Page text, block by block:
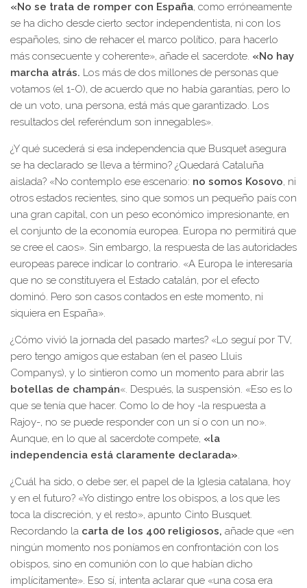
«No se trata de romper con España, como erróneamente
se ha dicho desde cierto sector independentista, ni con los
españoles, sino de rehacer el marco político, para hacerlo
más consecuente y coherente», añade el sacerdote. «No hay
marcha atrás. Los más de dos millones de personas que
votamos (el 1-O), de acuerdo que no había garantías, pero lo
de un voto, una persona, está más que garantizado. Los
resultados del referéndum son innegables».
¿Y qué sucederá si esa independencia que Busquet asegura
se ha declarado se lleva a término? ¿Quedará Cataluña
aislada? «No contemplo ese escenario: no somos Kosovo, ni
otros estados recientes, sino que somos un pequeño país con
una gran capital, con un peso económico impresionante, en
el conjunto de la economía europea. Europa no permitirá que
se cree el caos». Sin embargo, la respuesta de las autoridades
europeas parece indicar lo contrario. «A Europa le interesaría
que no se constituyera el Estado catalán, por el efecto
dominó. Pero son casos contados en este momento, ni
siquiera en España».
¿Cómo vivió la jornada del pasado martes? «Lo seguí por TV,
pero tengo amigos que estaban (en el paseo Lluis
Companys), y lo sintieron como un momento para abrir las
botellas de champán«. Después, la suspensión. «Eso es lo
que se tenía que hacer. Como lo de hoy -la respuesta a
Rajoy-, no se puede responder con un sí o con un no».
Aunque, en lo que al sacerdote compete, «la
independencia está claramente declarada».
¿Cuál ha sido, o debe ser, el papel de la Iglesia catalana, hoy
y en el futuro? «Yo distingo entre los obispos, a los que les
toca la discreción, y el resto», apunto Cinto Busquet.
Recordando la carta de los 400 religiosos, añade que «en
ningún momento nos poníamos en confrontación con los
obispos, sino en comunión con lo que habían dicho
implícitamente». Eso sí, intenta aclarar que «una cosa era